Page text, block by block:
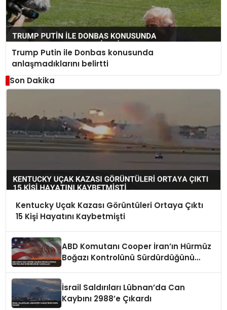
Trump Putin ile Donbas konusunda
anlaşmadıklarını belirtti
Son Dakika
Kentucky Uçak Kazası Görüntüleri Ortaya Çıktı
15 Kişi Hayatını Kaybetmişti
ABD Komutanı Cooper İran’ın Hürmüz
Boğazı Kontrolünü Sürdürdüğünü
İsrail Saldırıları Lübnan’da Can
Kaybını 2988’e Çıkardı